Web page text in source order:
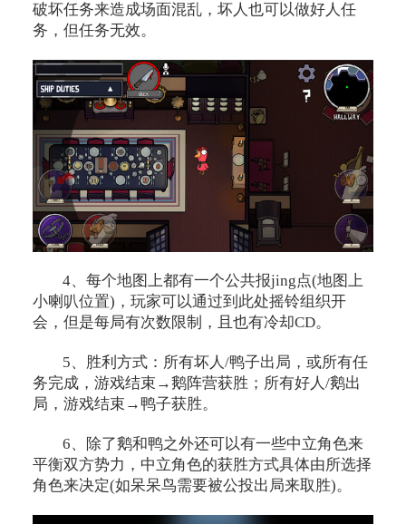
破坏任务来造成场面混乱，坏人也可以做好人任
务，但任务无效。
4、每个地图上都有一个公共报jing点(地图上
小喇叭位置)，玩家可以通过到此处摇铃组织开
会，但是每局有次数限制，且也有冷却CD。
5、胜利方式：所有坏人/鸭子出局，或所有任
务完成，游戏结束→鹅阵营获胜；所有好人/鹅出
局，游戏结束→鸭子获胜。
6、除了鹅和鸭之外还可以有一些中立角色来
平衡双方势力，中立角色的获胜方式具体由所选择
角色来决定(如呆呆鸟需要被公投出局来取胜)。